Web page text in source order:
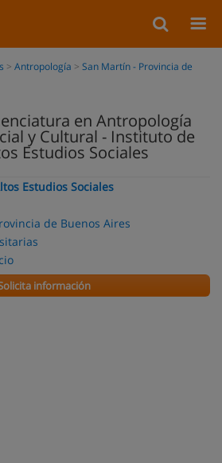
Antropología
San Martín - Provincia de
en Antropología
y Cultural - Instituto de
Estudios Sociales
Estudios Sociales
de Buenos Aires
información